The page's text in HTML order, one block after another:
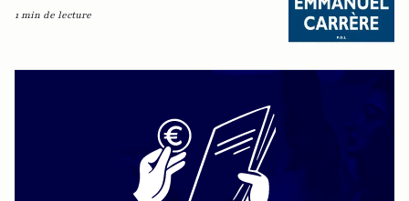
1 min de lecture